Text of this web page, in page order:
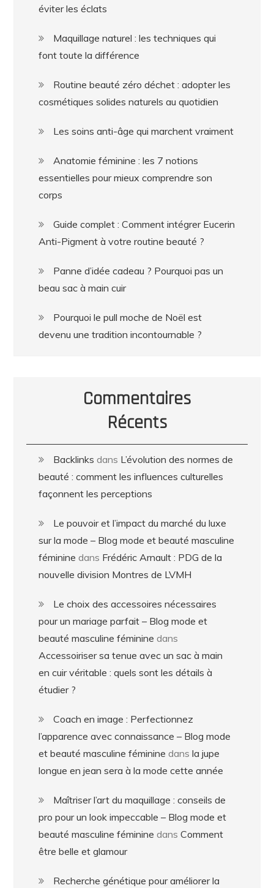
éviter les éclats
Maquillage naturel : les techniques qui
font toute la différence
Routine beauté zéro déchet : adopter les
cosmétiques solides naturels au quotidien
Les soins anti-âge qui marchent vraiment
Anatomie féminine : les 7 notions
essentielles pour mieux comprendre son
corps
Guide complet : Comment intégrer Eucerin
Anti-Pigment à votre routine beauté ?
Panne d’idée cadeau ? Pourquoi pas un
beau sac à main cuir
Pourquoi le pull moche de Noël est
devenu une tradition incontournable ?
Commentaires
Récents
Backlinks dans L’évolution des normes de
beauté : comment les influences culturelles
façonnent les perceptions
Le pouvoir et l’impact du marché du luxe
sur la mode – Blog mode et beauté masculine
féminine dans Frédéric Arnault : PDG de la
nouvelle division Montres de LVMH
Le choix des accessoires nécessaires
pour un mariage parfait – Blog mode et
beauté masculine féminine dans
Accessoiriser sa tenue avec un sac à main
en cuir véritable : quels sont les détails à
étudier ?
Coach en image : Perfectionnez
l’apparence avec connaissance – Blog mode
et beauté masculine féminine dansla jupe
longue en jean sera à la mode cette année
Maîtriser l’art du maquillage : conseils de
pro pour un look impeccable – Blog mode et
beauté masculine féminine dansComment
être belle et glamour
Recherche génétique pour améliorer la